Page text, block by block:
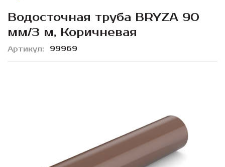
Водосточная труба BRYZA 90
мм/3 м, Коричневая
Артикул 99969